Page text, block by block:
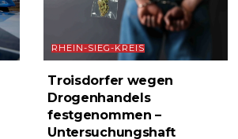
RHEIN-SIEG-KREIS
Troisdorfer wegen
Drogenhandels
festgenommen –
Untersuchungshaft